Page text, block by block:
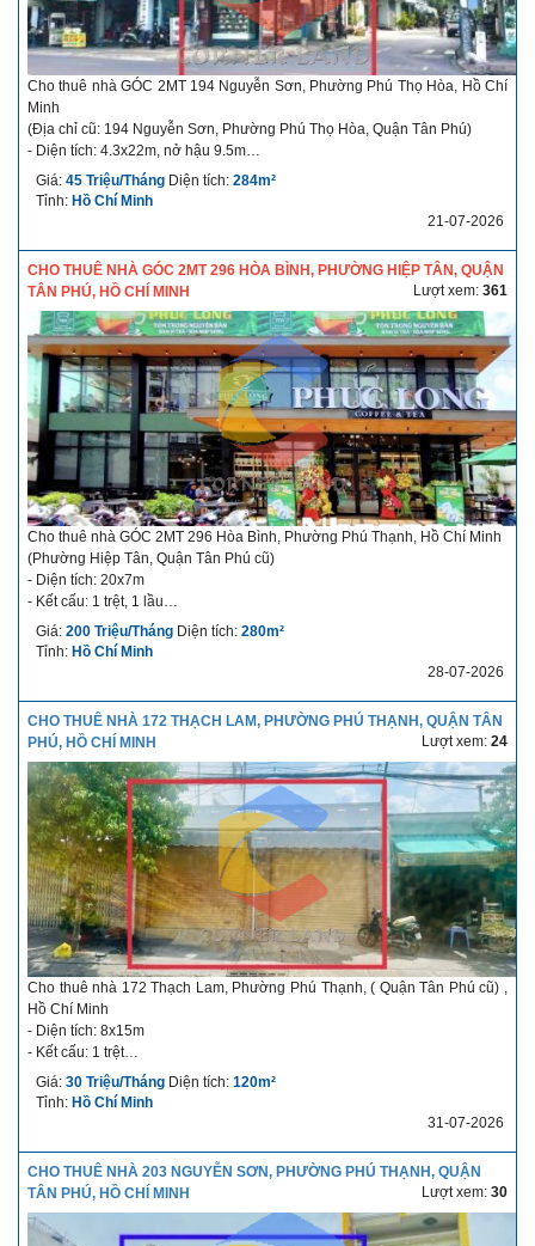
Cho thuê nhà GÓC 2MT 194 Nguyễn Sơn, Phường Phú Thọ Hòa, Hồ Chí
Minh
(Địa chỉ cũ: 194 Nguyễn Sơn, Phường Phú Thọ Hòa, Quận Tân Phú)
- Diện tích: 4.3x22m, nở hậu 9.5m
- Kết cấu: 1 trệt, 2 lầu + 1 nhà cấp 4
- Giá cho thuê: liên hệ
- Thời gian nhận nhà: sau khi ký HĐ
Mô tả chi tiết về nhà cho thuê: nhà góc 2MT Nguyễn Sơn - Đỗ Đức Dục,
xung quanh tập trung nhiều chuỗi thương hiệu lớn. Thích họp làm cafe,
nhà thuốc, cửa hàng điện thoại, văn phòng, spa,...
Liên hệ:
Công ty Bất Động Sản Nhà phố Corner Land
Nhân viên: Support
Phone: 0944555605
Email: hotro.cornerland@gmail.com
Giá: 45 Triệu/Tháng Diện tích: 284m²
Tỉnh: Hồ Chí Minh
21-07-2026
CHO THUÊ NHÀ GÓC 2MT 296 HÒA BÌNH, PHƯỜNG HIỆP TÂN, QUẬN
TÂN PHÚ, HỒ CHÍ MINH
Lượt xem: 361
Cho thuê nhà GÓC 2MT 296 Hòa Bình, Phường Phú Thạnh, Hồ Chí Minh
(Phường Hiệp Tân, Quận Tân Phú cũ)
- Diện tích: 20x7m
- Kết cấu: 1 trệt, 1 lầu
- Giá cho thuê: 200 triệu/tháng
- Thời hạn cho thuê: Dài hạn
Mô tả chi tiết về nhà cho thuê: Nhà đối diện chung cư Richstar, dân cư
đông đúc. Thích hợp làm cafe, nhà hàng, showroom,...
Giá: 200 Triệu/Tháng Diện tích: 280m²
Tỉnh: Hồ Chí Minh
28-07-2026
CHO THUÊ NHÀ 172 THẠCH LAM, PHƯỜNG PHÚ THẠNH, QUẬN TÂN
PHÚ, HỒ CHÍ MINH
Lượt xem: 24
Cho thuê nhà 172 Thạch Lam, Phường Phú Thạnh, ( Quận Tân Phú cũ) ,
Hồ Chí Minh
- Diện tích: 8x15m
- Kết cấu: 1 trệt
- Giá cho thuê: 30 triệu/tháng
- Thời hạn cho thuê: dài hạn
Mô tả chi tiết về nhà cho thuê: Mặt tiền rộng, vị trí đẹp, khu dân cư đông
đúc, phù hợp showroom, café, cửa hàng, văn phòng hoặc kinh doanh
nhiều ngành nghề. Đường thông thoáng, thuận tiện di chuyển và nhận
diện thương hiệu tốt. ( không hàng ăn)
Giá: 30 Triệu/Tháng Diện tích: 120m²
Tỉnh: Hồ Chí Minh
31-07-2026
CHO THUÊ NHÀ 203 NGUYỄN SƠN, PHƯỜNG PHÚ THẠNH, QUẬN
TÂN PHÚ, HỒ CHÍ MINH
Lượt xem: 30